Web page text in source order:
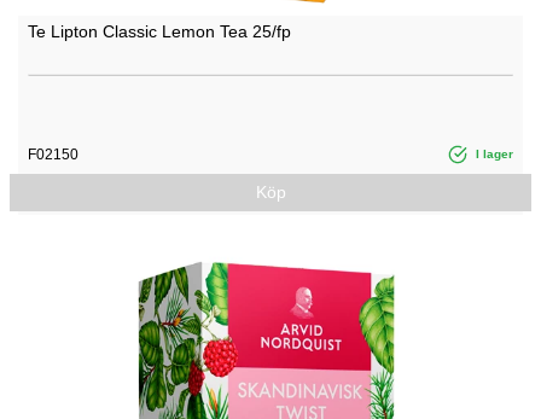
Te Lipton Classic Lemon Tea 25/fp
F02150 I lager
Köp